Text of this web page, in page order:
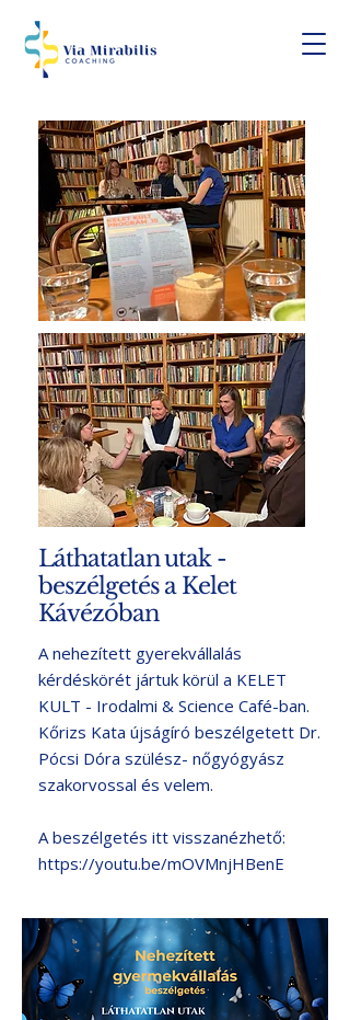
Láthatatlan utak -
beszélgetés a Kelet
Kávézóban
A nehezített gyerekvállalás
kérdéskörét jártuk körül a KELET
KULT - Irodalmi & Science Café-ban.
Kőrizs Kata újságíró beszélgetett Dr.
Pócsi Dóra szülész- nőgyógyász
szakorvossal és velem.
A beszélgetés itt visszanézhető:
https://youtu.be/mOVMnjHBenE